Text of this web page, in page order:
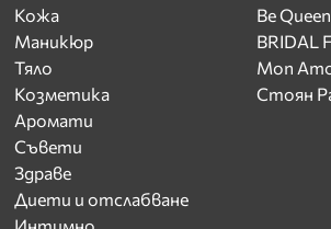
Кожа
Маникюр
Тяло
Козметика
Аромати
Съвети
Здраве
Диети и отслабване
Be Queen
BRIDAL
Mon
Стоян